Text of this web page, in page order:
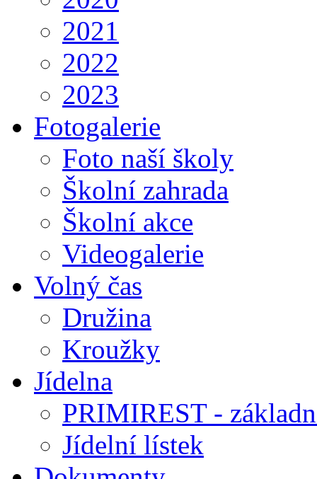
2021
2022
2023
Fotogalerie
Foto naší školy
Školní zahrada
Školní akce
Videogalerie
Volný čas
Družina
Kroužky
Jídelna
PRIMIREST -
Jídelní lístek